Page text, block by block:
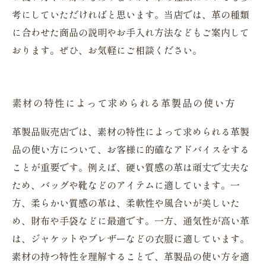
考にしていただければと思います。当店では、革の種類
に合わせた商品の説明やお手入れ方法などもご案内して
おります。ぜひ、お気軽にご相談ください。
素材の特性によって求められる革製品の使い方
革製品販売店では、素材の特性によって求められる革製
品の使い方について、お客様に的確なアドバイスをする
ことが重要です。例えば、硬い質感の革は頑丈で丈夫な
ため、バッグや靴などのアイテムに適しています。一
方、柔らかい質感の革は、柔軟性や風合いが美しいた
め、財布や手袋などに最適です。一方、通気性が高い革
は、ジャケットやブレザーなどの衣服に適しています。
素材の持つ特性を理解することで、革製品の使い方を適